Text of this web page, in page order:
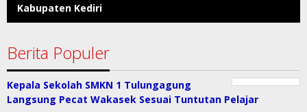
Kabupaten Kediri
Berita Populer
Kepala Sekolah SMKN 1 Tulungagung
Langsung Pecat Wakasek Sesuai Tuntutan Pelajar